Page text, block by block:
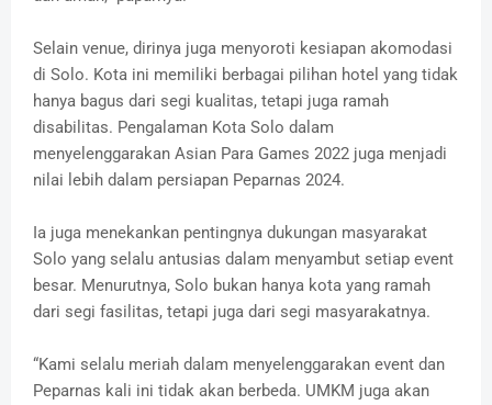
Selain venue, dirinya juga menyoroti kesiapan akomodasi
di Solo. Kota ini memiliki berbagai pilihan hotel yang tidak
hanya bagus dari segi kualitas, tetapi juga ramah
disabilitas. Pengalaman Kota Solo dalam
menyelenggarakan Asian Para Games 2022 juga menjadi
nilai lebih dalam persiapan Peparnas 2024.
Ia juga menekankan pentingnya dukungan masyarakat
Solo yang selalu antusias dalam menyambut setiap event
besar. Menurutnya, Solo bukan hanya kota yang ramah
dari segi fasilitas, tetapi juga dari segi masyarakatnya.
“Kami selalu meriah dalam menyelenggarakan event dan
Peparnas kali ini tidak akan berbeda. UMKM juga akan